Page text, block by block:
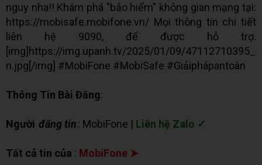
nguy nha!! Khám phá "bảo hiểm" không gian mạng tại:
https://mobisafe.mobifone.vn/ Mọi thông tin chi tiết
liên hệ 9090, để được hỗ trợ.
[img]https://img.upanh.tv/2025/01/09/47112710395_
n.jpg[/img] #MobiFone #MobiSafe #Giảiphápantoàn
Thông Tin Bài Đăng:
Người đăng tin: MobiFone | Liên hệ Zalo ✓
Tất cả tin của : MobiFone ➤